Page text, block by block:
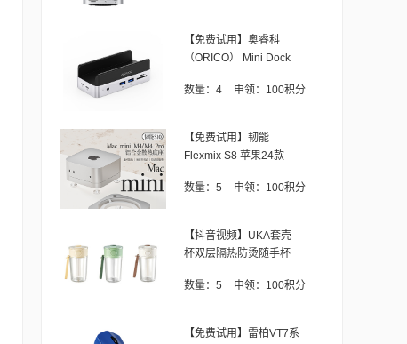
【免费试用】奥睿科
（ORICO） Mini Dock
数量： 4 申领： 100积分
【免费试用】韧能
Flexmix S8 苹果24款
数量： 5 申领： 100积分
【抖音视频】UKA套壳
杯双层隔热防烫随手杯
数量： 5 申领： 100积分
【免费试用】雷柏VT7系